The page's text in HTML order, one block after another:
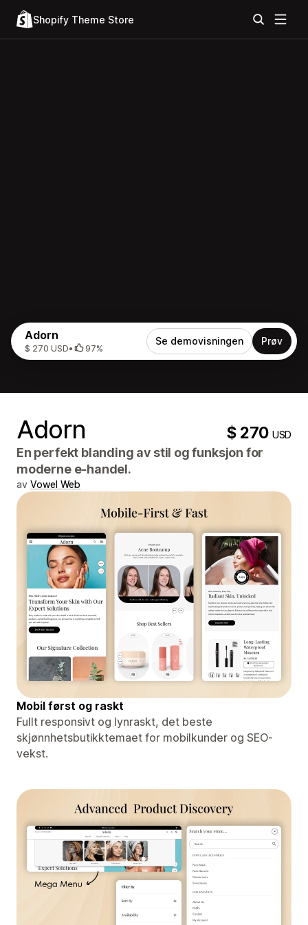
Shopify Theme Store
Adorn
$ 270 USD• 97%
Se demovisningen Prøv
Adorn $ 270USD
En perfekt blanding av stil og funksjon for
moderne e-handel.
av Vowel Web
Mobil først og raskt
Fullt responsivt og lynraskt, det beste
skjønnhetsbutikktemaet for mobilkunder og SEO-
vekst.